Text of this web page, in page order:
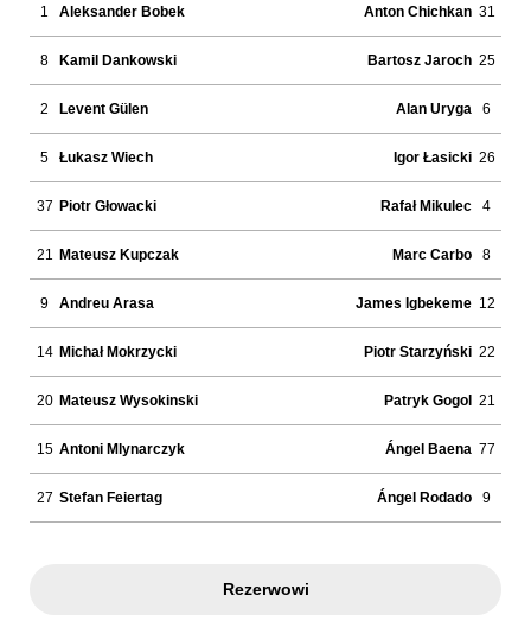
1 Aleksander Bobek
8 Kamil Dankowski
2 Levent Gülen
5 Łukasz Wiech
37 Piotr Głowacki
21 Mateusz Kupczak
9 Andreu Arasa
14 Michał Mokrzycki
20 Mateusz Wysokinski
15 Antoni Mlynarczyk
27 Stefan Feiertag
Anton Chichkan 31
Bartosz Jaroch 25
Alan Uryga 6
Igor Łasicki 26
Rafał Mikulec 4
Marc Carbo 8
James Igbekeme 12
Piotr Starzyński 22
Patryk Gogol 21
Ángel Baena 77
Ángel Rodado 9
Rezerwowi